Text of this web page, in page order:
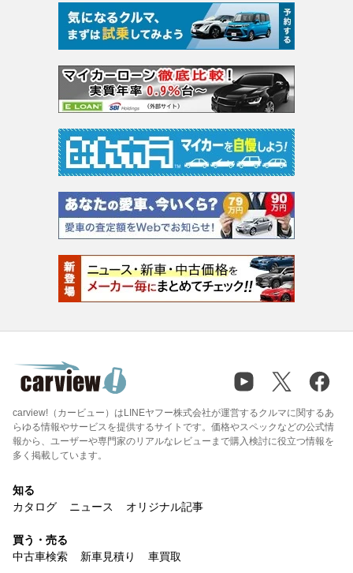
carview!（カービュー）はLINEヤフー株式会社が運営するクルマに関するあ
らゆる情報やサービスを提供するサイトです。価格やスペックなどの公式情
報から、ユーザーや専門家のリアルなレビューまで購入検討に役立つ情報を
多く掲載しています。
知る
カタログ
ニュース オリジナル記事
買う・売る
中古車検索
新車見積り 車買取